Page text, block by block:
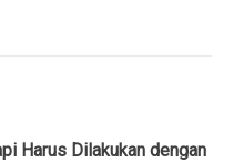
Harus Dilakukan dengan